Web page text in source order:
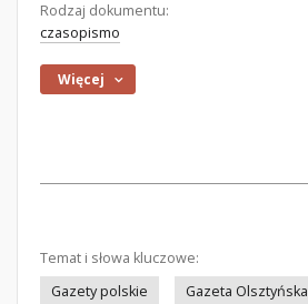
Rodzaj dokumentu:
czasopismo
Więcej
Temat i słowa kluczowe:
Gazety polskie
Gazeta Olsztyńska